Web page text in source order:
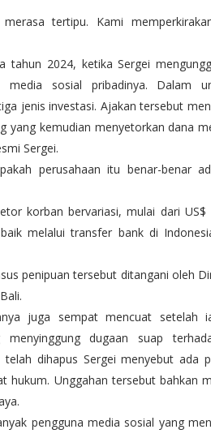
merasa tertipu. Kami
tahun 2024, ketika Sergei
media sosial pribadinya. Dalam
jenis investasi. Ajakan tersebut
yang kemudian menyetorkan dana
Sergei.
perusahaan itu benar-benar
korban bervariasi, mulai dari
melalui transfer bank di
penipuan tersebut ditangani oleh
juga sempat mencuat setelah
menyinggung dugaan suap
dihapus Sergei menyebut ada
hukum. Unggahan tersebut bahkan
pengguna media sosial yang